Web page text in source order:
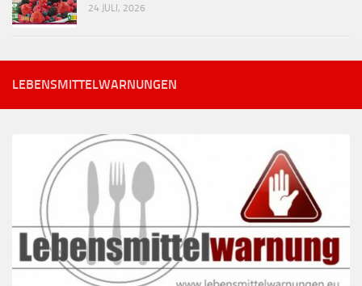
24 JULI, 2026
LEBENSMITTELWARNUNGEN